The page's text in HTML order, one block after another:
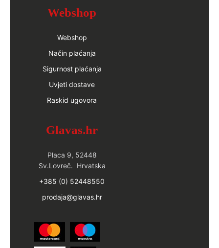
Webshop
Webshop
Način plaćanja
Sigurnost plaćanja
Uvjeti dostave
Raskid ugovora
Glavas.hr
Placa 9, 52448
Sv.Lovreč. Hrvatska
+385 (0) 52448550
prodaja@glavas.hr